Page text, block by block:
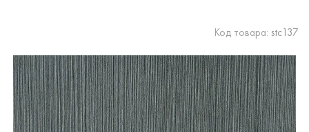
Код товара: stc137